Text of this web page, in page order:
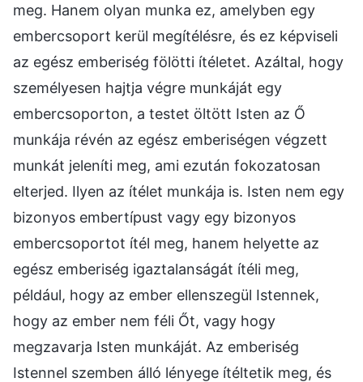
meg. Hanem olyan munka ez, amelyben egy
embercsoport kerül megítélésre, és ez képviseli
az egész emberiség fölötti ítéletet. Azáltal, hogy
személyesen hajtja végre munkáját egy
embercsoporton, a testet öltött Isten az Ő
munkája révén az egész emberiségen végzett
munkát jeleníti meg, ami ezután fokozatosan
elterjed. Ilyen az ítélet munkája is. Isten nem egy
bizonyos embertípust vagy egy bizonyos
embercsoportot ítél meg, hanem helyette az
egész emberiség igaztalanságát ítéli meg,
például, hogy az ember ellenszegül Istennek,
hogy az ember nem féli Őt, vagy hogy
megzavarja Isten munkáját. Az emberiség
Istennel szemben álló lényege ítéltetik meg, és